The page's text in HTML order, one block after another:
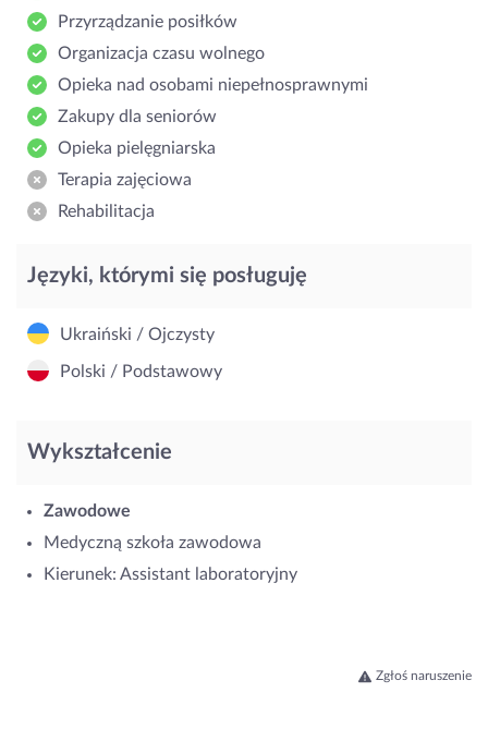
Przyrządzanie posiłków
Organizacja czasu wolnego
Opieka nad osobami niepełnosprawnymi
Zakupy dla seniorów
Opieka pielęgniarska
Terapia zajęciowa
Rehabilitacja
Języki, którymi się posługuję
Ukraiński / Ojczysty
Polski / Podstawowy
Wykształcenie
Zawodowe
Medyczną szkoła zawodowa
Kierunek: Assistant laboratoryjny
Zgłoś naruszenie